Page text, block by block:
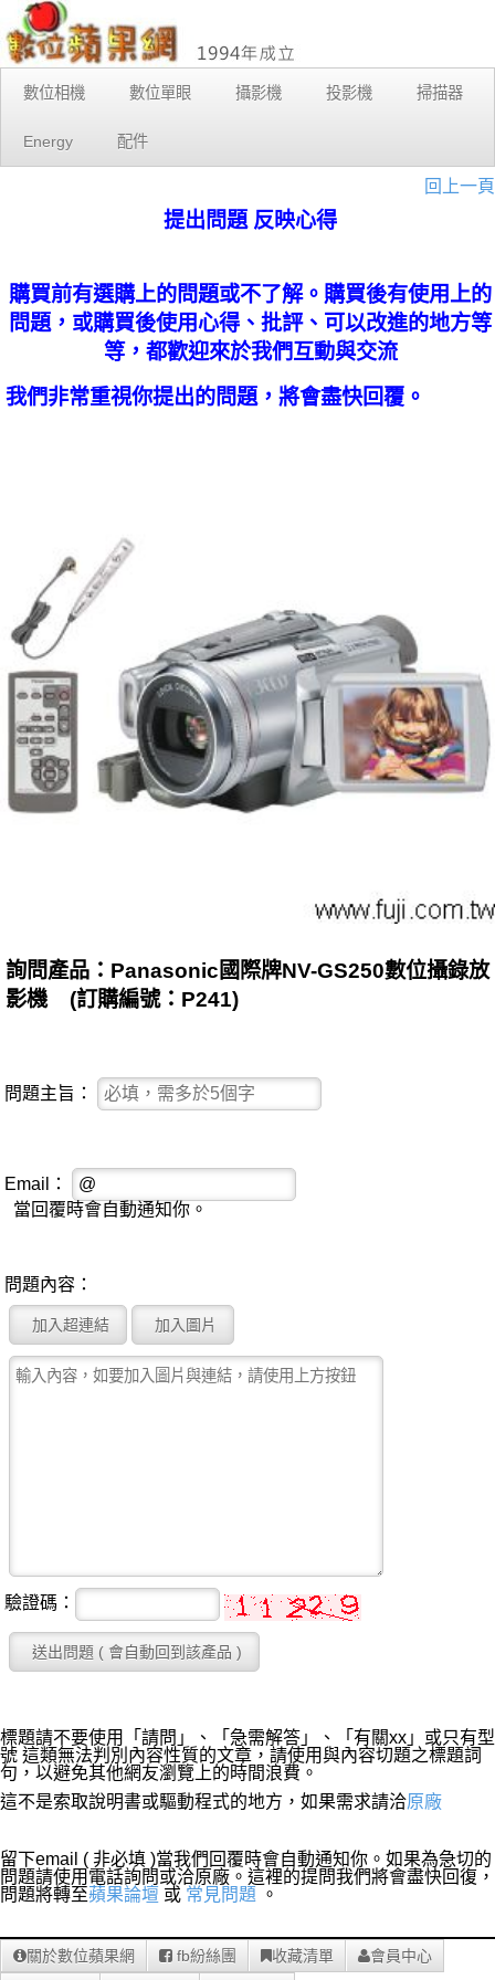
數位相機 數位單眼 攝影機 投影機 掃描器
Energy 配件
回上一頁
提出問題 反映心得
購買前有選購上的問題或不了解。購買後有使用上的
問題，或購買後使用心得、批評、可以改進的地方等
等，都歡迎來於我們互動與交流
我們非常重視你提出的問題，將會盡快回覆。
詢問產品：Panasonic國際牌NV-GS250數位攝錄放
影機 (訂購編號：P241)
問題主旨：
Email：
當回覆時會自動通知你。
問題內容：
驗證碼：
標題請不要使用「請問」、「急需解答」、「有關xx」或只有型
號 這類無法判別內容性質的文章，請使用與內容切題之標題詞
句，以避免其他網友瀏覽上的時間浪費。
這不是索取說明書或驅動程式的地方，如果需求請洽原廠
留下email ( 非必填 )當我們回覆時會自動通知你。如果為急切的
問題請使用電話詢問或洽原廠。這裡的提問我們將會盡快回復，
問題將轉至蘋果論壇 或 常見問題 。
關於數位蘋果網 fb紛絲團 收藏清單 會員中心